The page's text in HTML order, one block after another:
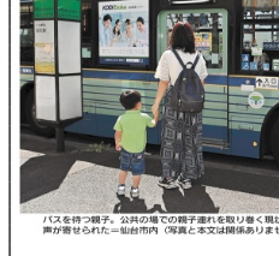
教育学研究科 教育学専攻
通信制大学院 総合福祉学研
その他の就学機会
学びの特徴
学びの特徴
ICT教育
初年次教育（リエゾンゼミⅠ
実学臨床教育（総合福祉学
教員紹介・業績
学びのサポート
卒業生アンケート
在学生インタビュー
スタッフ紹介
ニュース一覧
芹沢銈介美術工芸館年報
東北福祉大学機関リポジトリ
東北福祉大学オープンアクセ
高齢者施設特化型モジュラ
学生参加 × 産学官連携 ～ 「
社会貢献への取り組み
社会貢献・地域連携活動報告
各種社会貢献活動の窓口
伝承講座「311『伝える／備
JICA草の根技術協力事業
被災地の子ども支援活動
生涯学習・社会人講座
自治体・団体等との主
自治体・団体等との主な協
研究所について
研究者のご紹介
TFU教育フォーラム
同窓会
学内ポータルシステ
Universal Passport